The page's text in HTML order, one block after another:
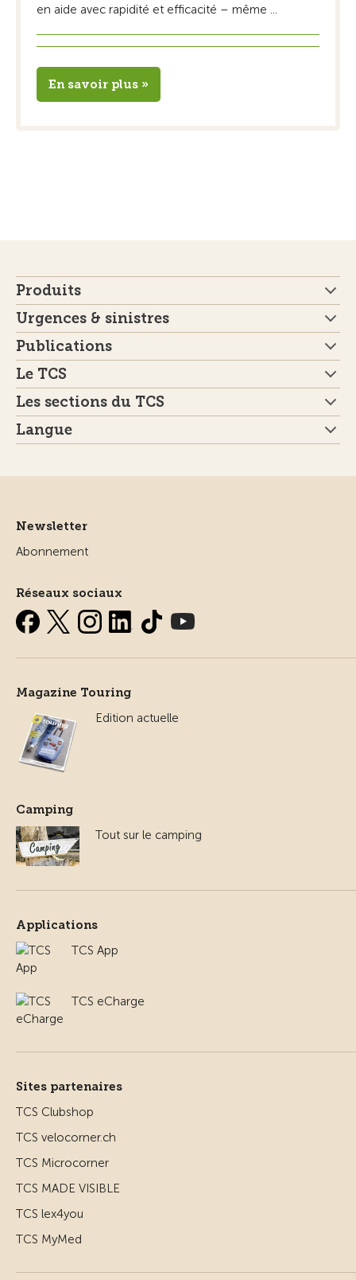
en aide avec rapidité et efficacité – même ...
En savoir plus »
Produits
Urgences & sinistres
Publications
Le TCS
Les sections du TCS
Langue
Newsletter
Abonnement
Réseaux sociaux
Magazine Touring
Edition actuelle
Camping
Tout sur le camping
Applications
TCS App
TCS eCharge
Sites partenaires
TCS Clubshop
TCS velocorner.ch
TCS Microcorner
TCS MADE VISIBLE
TCS lex4you
TCS MyMed